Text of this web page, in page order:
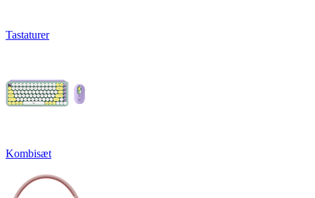
Tastaturer
Kombisæt